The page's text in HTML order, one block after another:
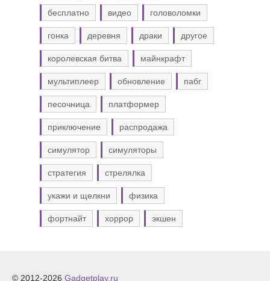
бесплатно видео головоломки
гонка деревня драки другое
королевская битва майнкрафт
мультиплеер обновление пабг
песочница платформер
приключение распродажа
симулятор симуляторы
стратегия стрелялка
укажи и щелкни физика
фортнайт хоррор экшен
© 2012-2026 Gadgetplay.ru